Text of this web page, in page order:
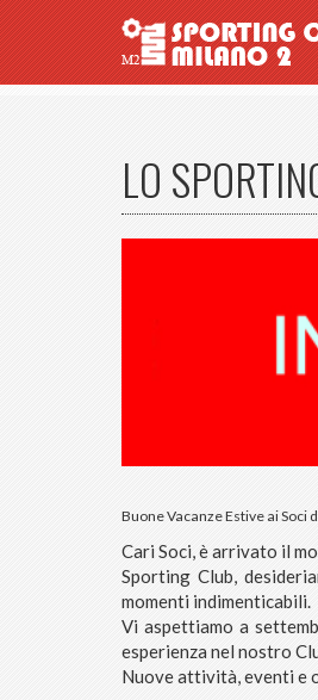
LO
Buone Vacanze Estive ai Soci
Cari Soci, è arrivato il
Sporting Club,
momenti indimenticabili.
Vi aspettiamo a
esperienza nel nostro
Nuove attività, eventi e